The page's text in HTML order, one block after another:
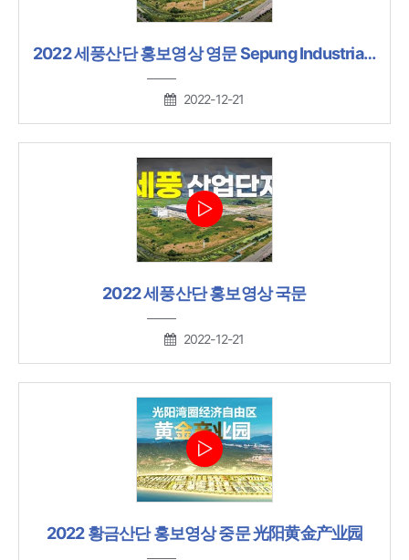
2022 세풍산단 홍보영상 영문 Sepung Industrial Area
2022-12-21
2022 세풍산단 홍보영상 국문
2022-12-21
2022 황금산단 홍보영상 중문 光阳黄金产业园